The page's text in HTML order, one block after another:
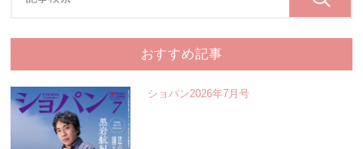
おすすめ記事
ショパン2026年7月号